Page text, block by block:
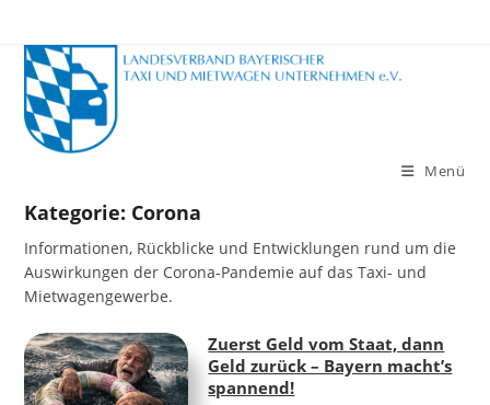
Inhalt
springen
Menü
Kategorie: Corona
Informationen, Rückblicke und Entwicklungen rund um die
Auswirkungen der Corona-Pandemie auf das Taxi- und
Mietwagengewerbe.
Zuerst Geld vom Staat, dann
Geld zurück – Bayern macht’s
spannend!